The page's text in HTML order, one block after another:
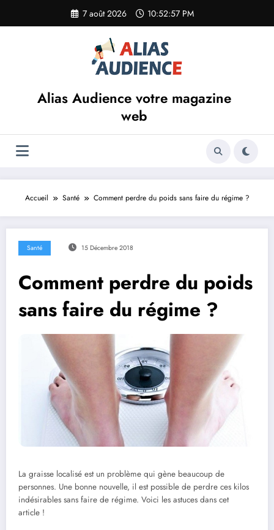
contenu
7 août 2026 10:52:58 PM
Alias Audience votre magazine
web
Accueil Santé Comment perdre du poids sans faire du régime ?
Santé 15 Décembre 2018
Comment perdre du poids
sans faire du régime ?
La graisse localisé est un problème qui gène beaucoup de
personnes. Une bonne nouvelle, il est possible de perdre ces kilos
indésirables sans faire de régime. Voici les astuces dans cet
article !